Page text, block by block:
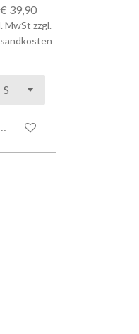
€ 39,90
MwSt zzgl.
In den Warenkorb